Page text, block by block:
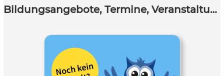
Bildungsangebote, Termine, Veranstaltungen